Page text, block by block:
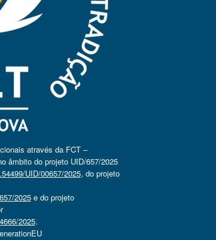
através da FCT –
âmbito do projeto UID/657/2025
UID/00657/2025, do projeto
2025e do projeto
2025.